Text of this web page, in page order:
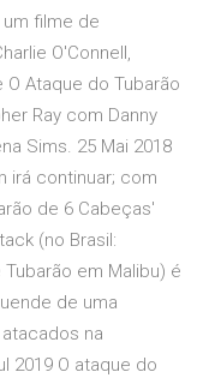
filme de
O'Connell,
O Ataque do Tubarão
Ray com Danny
Sims. 25 Mai 2018
irá continuar; com
de 6 Cabeças'
(no Brasil:
em Malibu) é
de uma
na
2019 O ataque do